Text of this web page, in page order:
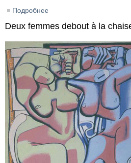
Подробнее
Deux femmes debout à la